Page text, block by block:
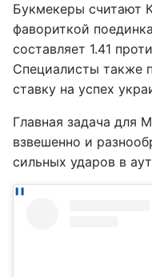
Букмекеры считают
фавориткой
составляет 1.41
Специалисты также
ставку на успех
Главная задача для
взвешенно и
сильных ударов в